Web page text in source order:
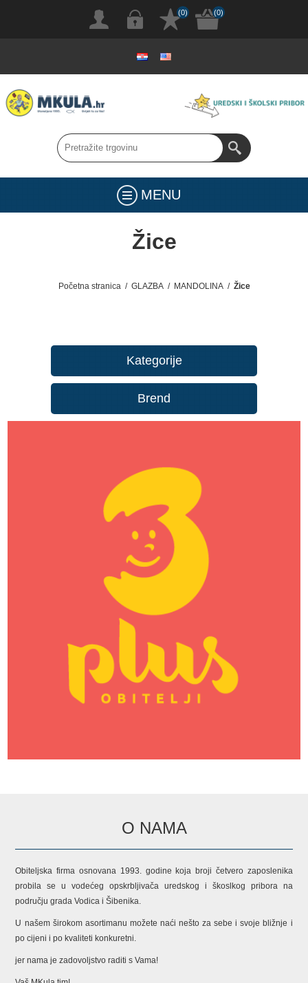
(0) (0)
MENU
Žice
Početna stranica / GLAZBA / MANDOLINA / Žice
Kategorije
Brend
O NAMA
Obiteljska firma osnovana 1993. godine koja broji četvero zaposlenika
probila se u vodećeg opskrbljivača uredskog i škoslkog pribora na
području grada Vodica i Šibenika.
U našem širokom asortimanu možete naći nešto za sebe i svoje bližnje i
po cijeni i po kvaliteti konkuretni.
jer nama je zadovoljstvo raditi s Vama!